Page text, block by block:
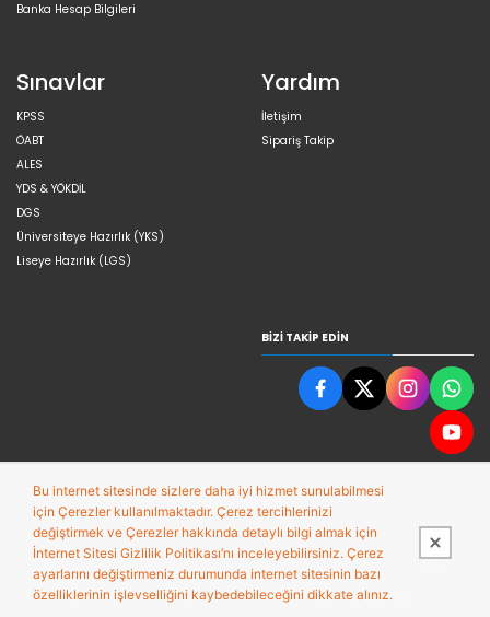
Banka Hesap Bilgileri
Sınavlar
KPSS
ÖABT
ALES
YDS & YÖKDİL
DGS
Üniversiteye Hazırlık (YKS)
Liseye Hazırlık (LGS)
Yardım
İletişim
Sipariş Takip
BIZI TAKIP EDIN
Bu site,PobolEti®Entegre E-ticaret Sistemi ile hazırlanmıştır.
Bu internet sitesinde sizlere daha iyi hizmet sunulabilmesi
için Çerezler kullanılmaktadır. Çerez tercihlerinizi
değiştirmek ve Çerezler hakkında detaylı bilgi almak için
İnternet Sitesi Gizlilik Politikası’nı inceleyebilirsiniz. Çerez
ayarlarını değiştirmeniz durumunda internet sitesinin bazı
özelliklerinin işlevselliğini kaybedebileceğini dikkate alınız.